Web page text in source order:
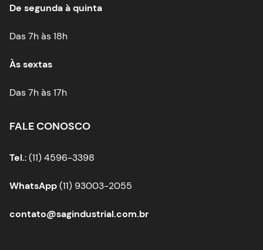
De segunda à quinta
Das 7h às 18h
Às sextas
Das 7h às 17h
FALE CONOSCO
Tel.: (11) 4596-3398
WhatsApp(11) 93003-2055
contato@sagindustrial.com.br